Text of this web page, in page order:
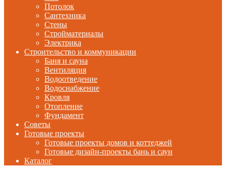
Потолок
Сантехника
Стены
Стройматериалы
Электрика
Строительство и коммуникации
Баня и сауна
Вентиляция
Водоотведение
Водоснабжение
Кровля
Отопление
Фундамент
Советы
Готовые проекты
Готовые проекты домов и коттеджей
Готовые дизайн-проекты бань и саун
Каталог